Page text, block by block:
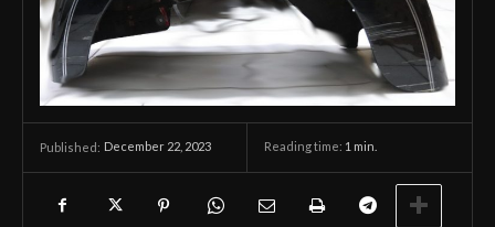
Published: December 22, 2023 Reading time: 1 min.